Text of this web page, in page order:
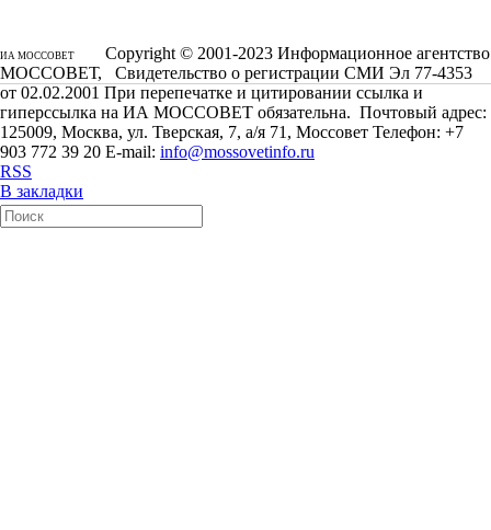
ИА МОССОВЕТ
Copyright © 2001-2023 Информационное агентство
МОССОВЕТ, Свидетельство о регистрации СМИ Эл 77-4353
от 02.02.2001 При перепечатке и цитировании ссылка и
гиперссылка на ИА МОССОВЕТ обязательна. Почтовый адрес:
125009, Москва, ул. Тверская, 7, а/я 71, Моссовет Телефон: +7
903 772 39 20 E-mail: info@mossovetinfo.ru
RSS
В закладки